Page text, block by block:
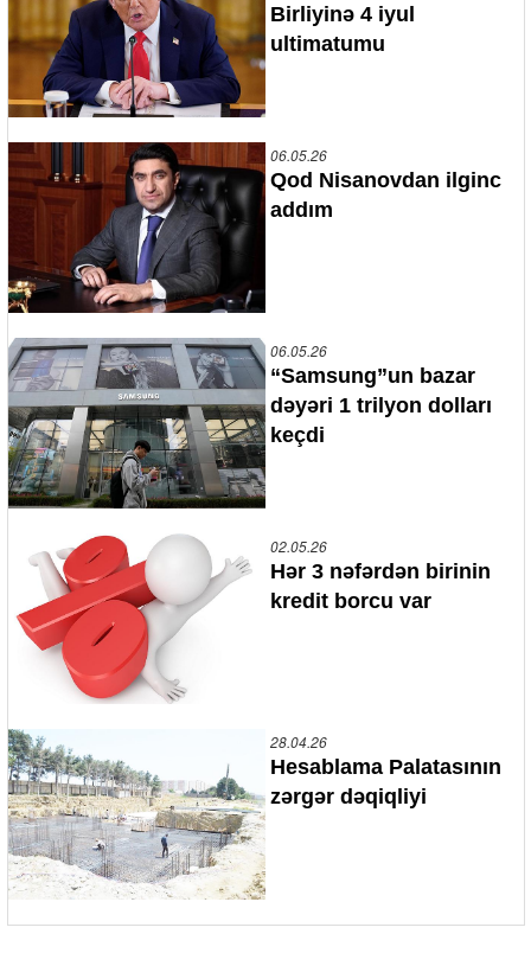
Birliyinə 4 iyul
ultimatumu
06.05.26
Qod Nisanovdan ilginc
addım
06.05.26
“Samsung”un bazar
dəyəri 1 trilyon dolları
keçdi
02.05.26
Hər 3 nəfərdən birinin
kredit borcu var
28.04.26
Hesablama Palatasının
zərgər dəqiqliyi